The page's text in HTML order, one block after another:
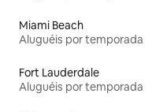
Miami Beach
Aluguéis por temporada
Fort Lauderdale
Aluguéis por temporada